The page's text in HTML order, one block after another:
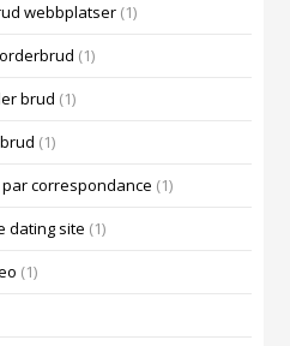
webbplatser (1)
(1)
brud (1)
(1)
correspondance (1)
dating site (1)
(1)